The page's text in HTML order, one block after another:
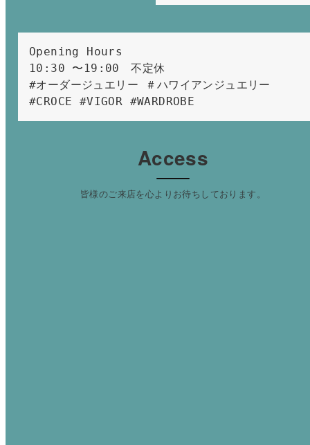
Opening Hours
10:30 〜19:00　不定休
#オーダージュエリー ＃ハワイアンジュエリー
#CROCE #VIGOR #WARDROBE
Access
皆様のご来店を心よりお待ちしております。